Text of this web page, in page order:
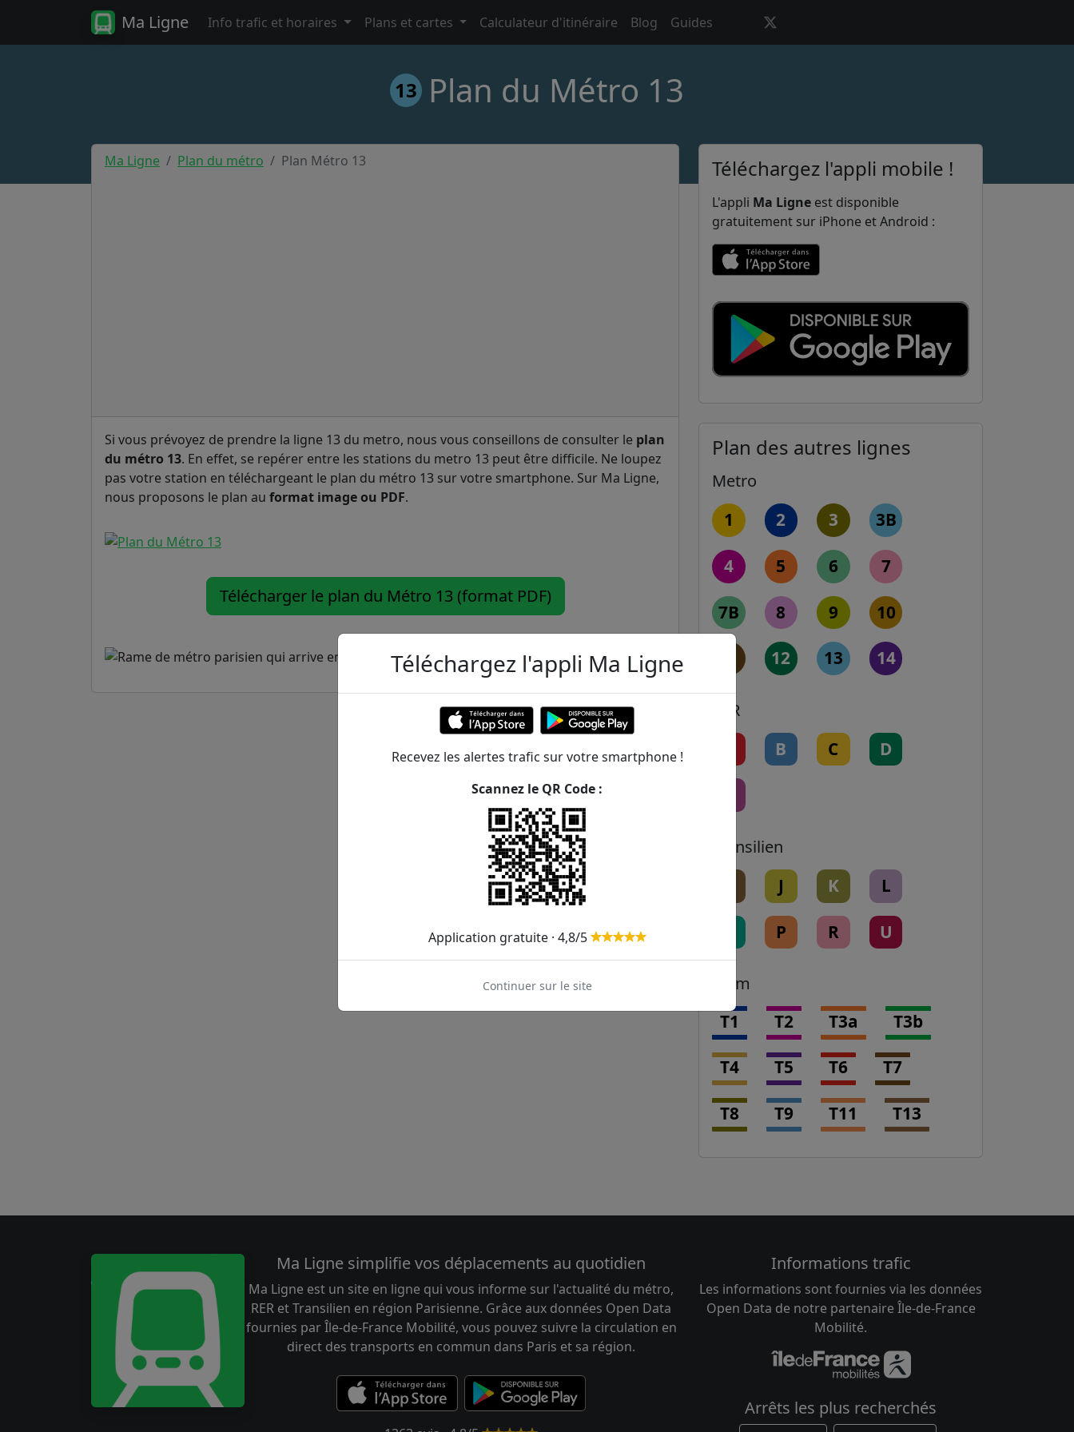
Ma Ligne Info trafic et horaires Plans et cartes Calculateur d'itinéraire Blog Guides
13 Plan du Métro 13
Ma Ligne Plan du métro Plan Métro 13
Si vous prévoyez de prendre la ligne 13 du metro, nous vous conseillons de consulter le plan
du métro 13. En effet, se repérer entre les stations du metro 13 peut être difficile. Ne loupez
pas votre station en téléchargeant le plan du métro 13 sur votre smartphone. Sur Ma Ligne,
nous proposons le plan au format image ou PDF.
Télécharger le plan du Métro 13 (format PDF)
Téléchargez l'appli mobile !
L'appli Ma Ligne est disponible
gratuitement sur iPhone et Android :
Plan des autres lignes
Metro
1 2 3 3B
4 5 6 7
7B 8 9 10
12 13 14
RER
B C D
Transilien
J K L
P R U
Tram
T1 T2 T3a T3b
T4 T5 T6 T7
T8 T9 T11 T13
Ma Ligne simplifie vos déplacements au quotidien
Ma Ligne est un site en ligne qui vous informe sur l'actualité du métro,
RER et Transilien en région Parisienne. Grâce aux données Open Data
fournies par Île-de-France Mobilité, vous pouvez suivre la circulation en
direct des transports en commun dans Paris et sa région.
Informations trafic
Les informations sont fournies via les données
Open Data de notre partenaire Île-de-France
Mobilité.
Arrêts les plus recherchés
Téléchargez l'appli Ma Ligne
Recevez les alertes trafic sur votre smartphone !
Scannez le QR Code :
Application gratuite · 4,8/5
Continuer sur le site